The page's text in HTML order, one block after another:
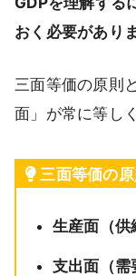
おく必要があり
三面等価の原則
面」が常に等し
三面等価の
生産面（供
支出面（需